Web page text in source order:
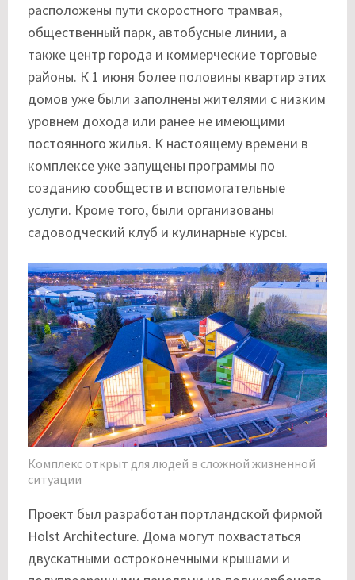
расположены пути скоростного трамвая,
общественный парк, автобусные линии, а
также центр города и коммерческие торговые
районы. К 1 июня более половины квартир этих
домов уже были заполнены жителями с низким
уровнем дохода или ранее не имеющими
постоянного жилья. К настоящему времени в
комплексе уже запущены программы по
созданию сообществ и вспомогательные
услуги. Кроме того, были организованы
садоводческий клуб и кулинарные курсы.
Комплекс открыт для людей в сложной жизненной
ситуации
Проект был разработан портландской фирмой
Holst Architecture. Дома могут похвастаться
двускатными остроконечными крышами и